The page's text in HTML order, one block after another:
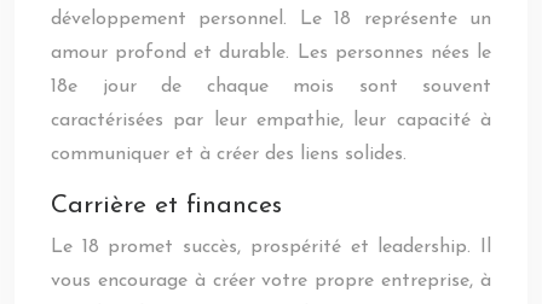
développement personnel. Le 18 représente un
amour profond et durable. Les personnes nées le
18e jour de chaque mois sont souvent
caractérisées par leur empathie, leur capacité à
communiquer et à créer des liens solides.
Carrière et finances
Le 18 promet succès, prospérité et leadership. Il
vous encourage à créer votre propre entreprise, à